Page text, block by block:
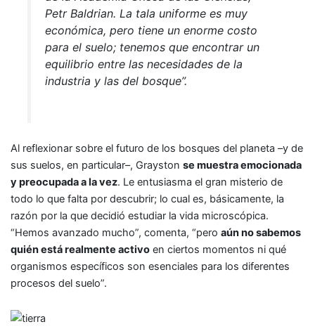
Petr Baldrian. La tala uniforme es muy
económica, pero tiene un enorme costo
para el suelo; tenemos que encontrar un
equilibrio entre las necesidades de la
industria y las del bosque”.
Al reflexionar sobre el futuro de los bosques del planeta –y de
sus suelos, en particular–, Grayston se muestra emocionada
y preocupada a la vez. Le entusiasma el gran misterio de
todo lo que falta por descubrir; lo cual es, básicamente, la
razón por la que decidió estudiar la vida microscópica.
“Hemos avanzado mucho”, comenta, “pero aún no sabemos
quién está realmente activo en ciertos momentos ni qué
organismos específicos son esenciales para los diferentes
procesos del suelo”.